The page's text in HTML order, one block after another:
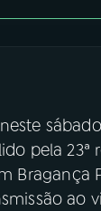
pela
Bragança
ao